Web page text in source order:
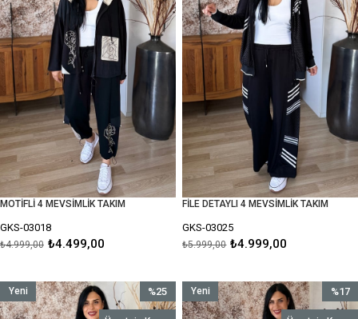
MOTİFLİ 4 MEVSİMLİK TAKIM
GKS-03018
₺4.499,00
₺4.999,00
FİLE DETAYLI 4 MEVSİMLİK TAKIM
GKS-03025
₺4.999,00
₺5.999,00
%25
İndirim
Yeni
Ürün
%17
İndirim
Yeni
Ürün